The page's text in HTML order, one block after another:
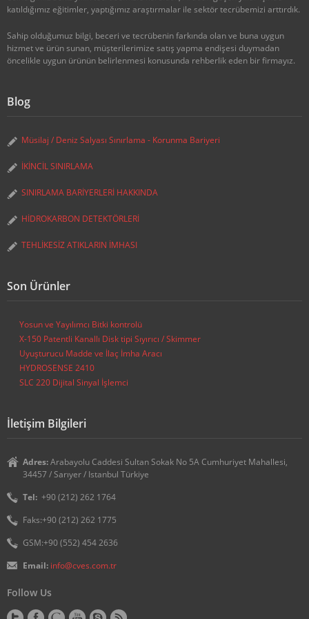
katıldığımız eğitimler, yaptığımız araştırmalar ile sektör tecrübemizi arttırdık.
Sahip olduğumuz bilgi, beceri ve tecrübenin farkında olan ve buna uygun
hizmet ve ürün sunan, müşterilerimize satış yapma endişesi duymadan
öncelikle uygun ürünün belirlenmesi konusunda rehberlik eden bir firmayız.
Blog
Müsilaj / Deniz Salyası Sınırlama - Korunma Bariyeri
İKİNCİL SINIRLAMA
SINIRLAMA BARİYERLERİ HAKKINDA
HİDROKARBON DETEKTÖRLERİ
TEHLİKESİZ ATIKLARIN İMHASI
Son Ürünler
Yosun ve Yayılımcı Bitki kontrolü
X-150 Patentli Kanallı Disk tipi Sıyırıcı / Skimmer
Uyuşturucu Madde ve İlaç İmha Aracı
HYDROSENSE 2410
SLC 220 Dijital Sinyal İşlemci
İletişim Bilgileri
Adres:Arabayolu Caddesi Sultan Sokak No 5A Cumhuriyet Mahallesi,
34457 / Sarıyer / Istanbul Türkiye
Tel: +90 (212) 262 1764
Faks:+90 (212) 262 1775
GSM:+90 (552) 454 2636
Email: info@cves.com.tr
Follow Us